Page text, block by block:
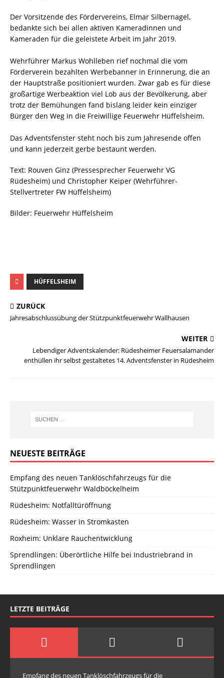
Der Vorsitzende des Fördervereins, Elmar Silbernagel,
bedankte sich bei allen aktiven Kameradinnen und
Kameraden für die geleistete Arbeit im Jahr 2019.
Wehrführer Markus Wohlleben rief nochmal die vom
Förderverein bezahlten Werbebanner in Erinnerung, die an
der Hauptstraße positioniert wurden. Zwar gab es für diese
großartige Werbeaktion viel Lob aus der Bevölkerung, aber
trotz der Bemühungen fand bislang leider kein einziger
Bürger den Weg in die Freiwillige Feuerwehr Hüffelsheim.
Das Adventsfenster steht noch bis zum Jahresende offen
und kann jederzeit gerbe bestaunt werden.
Text: Rouven Ginz (Pressesprecher Feuerwehr VG
Rüdesheim) und Christopher Keiper (Wehrführer-
Stellvertreter FW Hüffelsheim)
Bilder: Feuerwehr Hüffelsheim
HÜFFELSHEIM
ZURÜCK
Jahresabschlussübung der Stützpunktfeuerwehr Wallhausen
WEITER
Lebendiger Adventskalender: Rüdesheimer Feuersalamander
enthüllen ihr selbst gestaltetes 14. Adventsfenster in Rüdesheim
NEUESTE BEITRÄGE
Empfang des neuen Tanklöschfahrzeugs für die
Stützpunktfeuerwehr Waldböckelheim
Rüdesheim: Notfalltüröffnung
Rüdesheim: Wasser in Stromkasten
Roxheim: Unklare Rauchentwicklung
Sprendlingen: Überörtliche Hilfe bei Industriebrand in
Sprendlingen
LETZTE BEITRÄGE
Empfang des neuen Tanklöschfahrzeugs für die